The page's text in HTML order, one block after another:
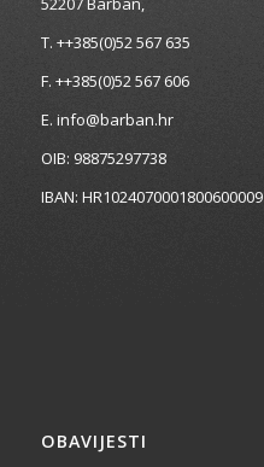
T. ++385(0)52 567 635
F. ++385(0)52 567 606
E. info@barban.hr
OIB: 98875297738
IBAN: HR1024070001800600009
OBAVIJESTI